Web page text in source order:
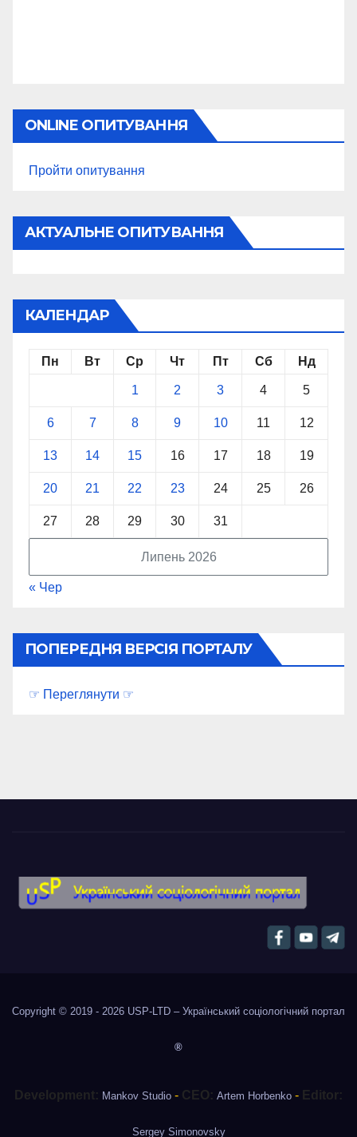
ONLINE ОПИТУВАННЯ
Пройти опитування
АКТУАЛЬНЕ ОПИТУВАННЯ
КАЛЕНДАР
Липень 2026
Пн Вт Ср Чт Пт Сб Нд
1 2 3 4 5
6 7 8 9 10 11 12
13 14 15 16 17 18 19
20 21 22 23 24 25 26
27 28 29 30 31
« Чер
ПОПЕРЕДНЯ ВЕРСІЯ ПОРТАЛУ
☞ Переглянути ☞
Copyright © 2019 - 2026 USP-LTD – Український соціологічний портал
®
Development: Mankov Studio - CEO: Artem Horbenko - Editor:
Sergey Simonovsky